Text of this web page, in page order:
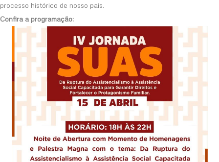
processo histórico de nosso país.
Confira a programação: